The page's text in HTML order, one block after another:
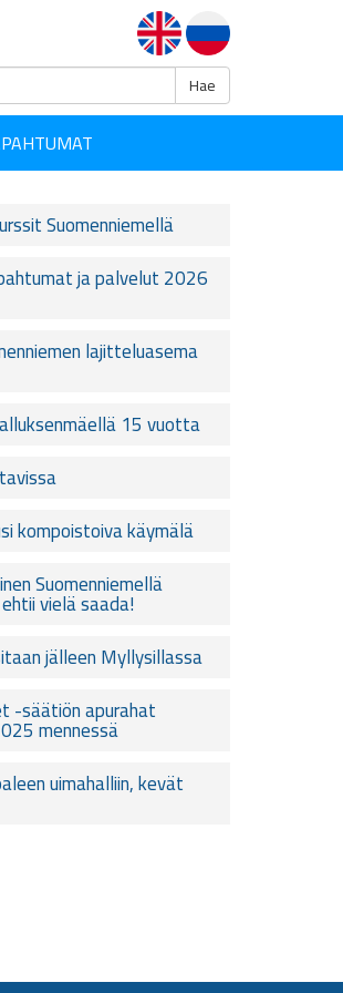
Haku
Hae
Suomenniemellä
ja palvelut 2026
lajitteluasema
15 vuotta
kompoistoiva käymälä
Suomenniemellä
vielä saada!
jälleen Myllysillassa
-säätiön apurahat
mennessä
uimahalliin, kevät